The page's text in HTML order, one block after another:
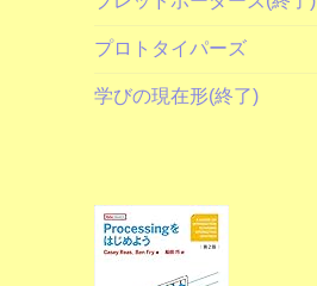
プロトタイパーズ
学びの現在形(終了)